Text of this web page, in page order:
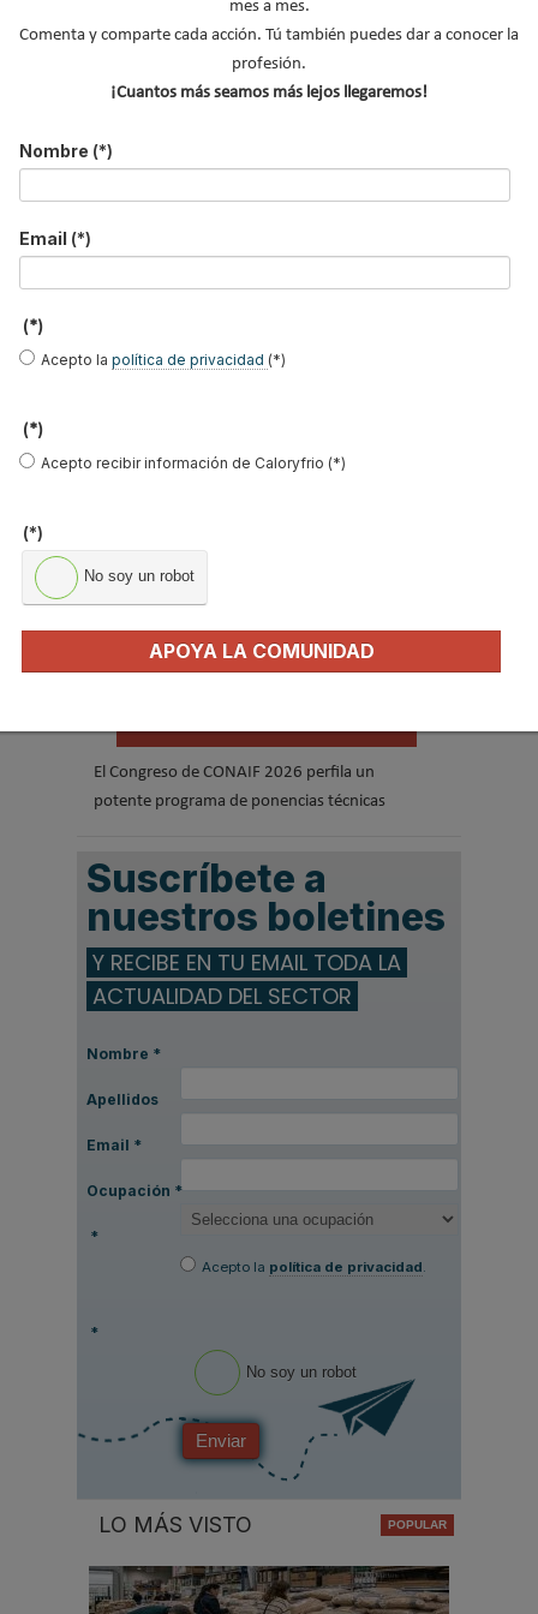
a
MÁS FERIAS Y CONGRESOS
Agenda de eventos
Expobiomasa
Congreso Tecnofrío
El Congreso de CONAIF 2026 perfila un
potente programa de ponencias técnicas
Suscríbete a
nuestros boletines
Y RECIBE EN TU EMAIL TODA LA
ACTUALIDAD DEL SECTOR
Nombre *
Apellidos
Email *
Ocupación *
*
Acepto la política de privacidad.
*
No soy un robot
Enviar
LO MÁS VISTO
mes a mes.
Comenta y comparte cada acción. Tú también puedes dar a conocer la
profesión.
¡Cuantos más seamos más lejos llegaremos!
Nombre (*)
Email (*)
(*)
Acepto la política de privacidad (*)
(*)
Acepto recibir información de Caloryfrio (*)
(*)
No soy un robot
APOYA LA COMUNIDAD